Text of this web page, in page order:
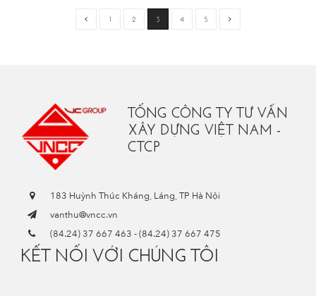
1 2 3 4 5
TỔNG CÔNG TY TƯ VẤN
XÂY DỰNG VIỆT NAM -
CTCP
183 Huỳnh Thúc Kháng, Láng, TP Hà Nội
vanthu@vncc.vn
(84.24) 37 667 463 -(84.24) 37 667 475
KẾT NỐI VỚI CHÚNG TÔI